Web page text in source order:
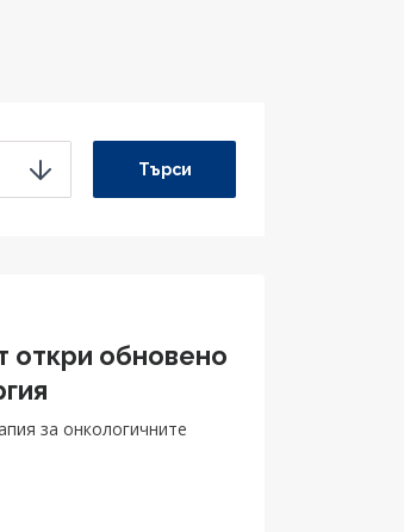
Търси
обновено
за онкологичните